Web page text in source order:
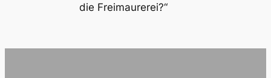
die Freimaurerei?“